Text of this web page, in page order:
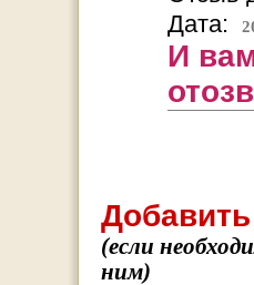
Дата:
И
(если
ним)